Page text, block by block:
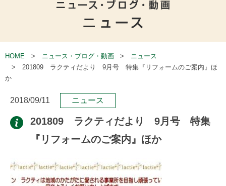
HOME ニュース・ブログ・動画
ニュース
201809 ラクティだより 9月号 特集『リフォームのご案内』ほ
か
2018/09/11 ニュース
201809 ラクティだより 9月号 特集
『リフォームのご案内』ほか